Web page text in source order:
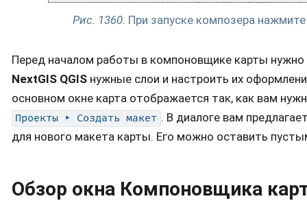
Рис. 1360. При запуске композера
Перед началом работы в компоновщике карты нужно
NextGIS QGIS нужные слои и настроить их
основном окне карта отображается так, как вам
Проекты ‣ Создать макет . В диалоге вам
для нового макета карты. Его можно оставить
Обзор окна Компоновщика